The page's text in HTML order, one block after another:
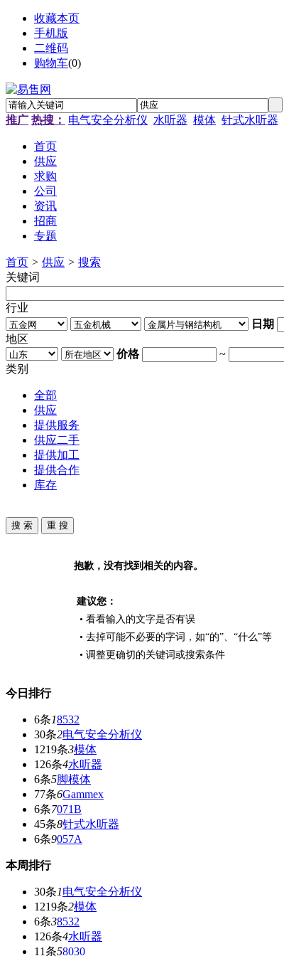
收藏本页
手机版
二维码
购物车(0)
推广 热搜： 电气安全分析仪 水听器 模体 针式水听器
首页
供应
求购
公司
资讯
招商
专题
首页 > 供应 > 搜索
关键词
行业
日期
地区
价格
~
类别
全部
供应
提供服务
供应二手
提供加工
提供合作
库存
抱歉，没有找到相关的内容。
建议您：
• 看看输入的文字是否有误
• 去掉可能不必要的字词，如“的”、“什么”等
• 调整更确切的关键词或搜索条件
今日排行
6条18532
30条2电气安全分析仪
1219条3模体
126条4水听器
6条5脚模体
77条6Gammex
6条7071B
45条8针式水听器
6条9057A
本周排行
30条1电气安全分析仪
1219条2模体
6条38532
126条4水听器
11条58030